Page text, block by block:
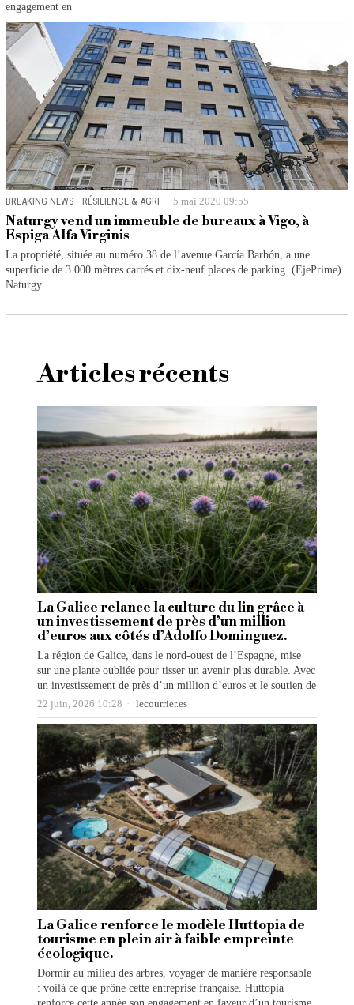
engagement en
BREAKING NEWS · RÉSILIENCE & AGRI 5 mai 2020 09:55
Naturgy vend un immeuble de bureaux à Vigo, à
Espiga Alfa Virginis
La propriété, située au numéro 38 de l’avenue García Barbón, a une
superficie de 3.000 mètres carrés et dix-neuf places de parking. (EjePrime)
Naturgy
Articles récents
La Galice relance la culture du lin grâce à
un investissement de près d’un million
d’euros aux côtés d’Adolfo Dominguez.
La région de Galice, dans le nord-ouest de l’Espagne, mise
sur une plante oubliée pour tisser un avenir plus durable. Avec
un investissement de près d’un million d’euros et le soutien de
22 juin, 2026 10:28 lecourrier.es
La Galice renforce le modèle Huttopia de
tourisme en plein air à faible empreinte
écologique.
Dormir au milieu des arbres, voyager de manière responsable
: voilà ce que prône cette entreprise française. Huttopia